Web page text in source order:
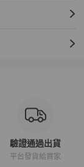
驗證通過出貨
平台發貨給買家